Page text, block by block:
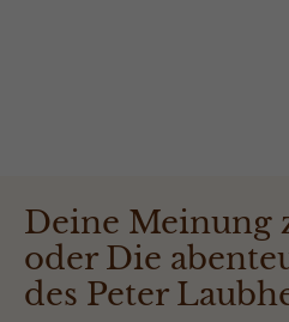
Deine Meinung
oder Die
des Peter